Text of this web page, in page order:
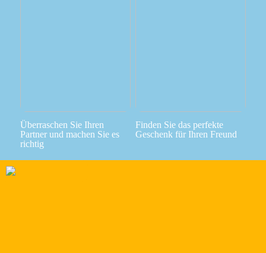
Überraschen Sie Ihren
Partner und machen Sie es
richtig
Finden Sie das perfekte
Geschenk für Ihren Freund